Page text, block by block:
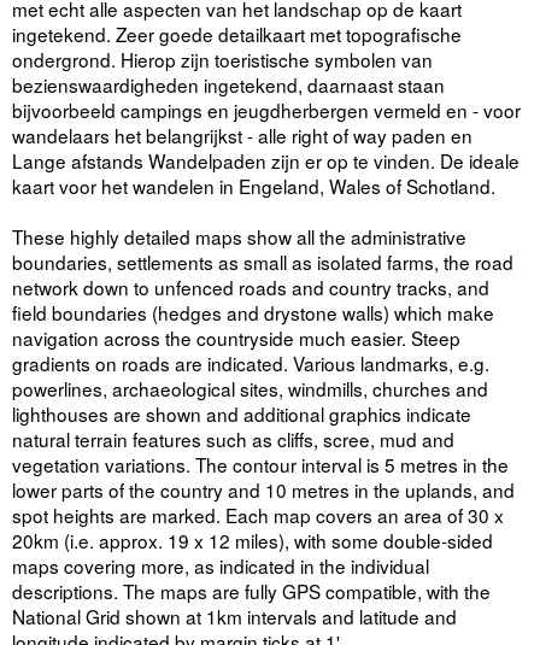
met echt alle aspecten van het landschap op de kaart
ingetekend. Zeer goede detailkaart met topografische
ondergrond. Hierop zijn toeristische symbolen van
bezienswaardigheden ingetekend, daarnaast staan
bijvoorbeeld campings en jeugdherbergen vermeld en - voor
wandelaars het belangrijkst - alle right of way paden en
Lange afstands Wandelpaden zijn er op te vinden. De ideale
kaart voor het wandelen in Engeland, Wales of Schotland.
These highly detailed maps show all the administrative
boundaries, settlements as small as isolated farms, the road
network down to unfenced roads and country tracks, and
field boundaries (hedges and drystone walls) which make
navigation across the countryside much easier. Steep
gradients on roads are indicated. Various landmarks, e.g.
powerlines, archaeological sites, windmills, churches and
lighthouses are shown and additional graphics indicate
natural terrain features such as cliffs, scree, mud and
vegetation variations. The contour interval is 5 metres in the
lower parts of the country and 10 metres in the uplands, and
spot heights are marked. Each map covers an area of 30 x
20km (i.e. approx. 19 x 12 miles), with some double-sided
maps covering more, as indicated in the individual
descriptions. The maps are fully GPS compatible, with the
National Grid shown at 1km intervals and latitude and